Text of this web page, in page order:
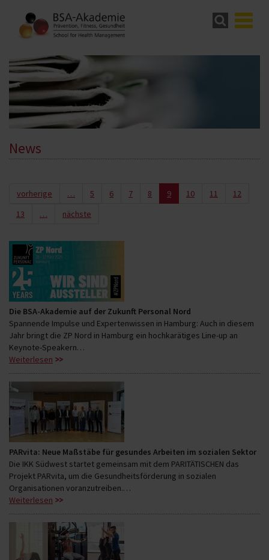
News
vorherige … 5 6 7 8 9 10 11
12
13
… nächste
Die BSA-Akademie auf der Zukunft Personal Nord
Spannende Impulse und Expertenwissen in Hamburg: Auch in diesem
Jahr bringt die ZP Nord in Hamburg ein hochkarätiges Line-up an
Keynote-Speakern…
Weiterlesen
PARvita: Neue Maßstäbe für gesundes Arbeiten im sozialen Sektor
Die IKK Südwest startet gemeinsam mit dem PARITÄTISCHEN das
Projekt PARvita, um die Gesundheitsförderung in sozialen
Organisationen voranzutreiben.…
Weiterlesen